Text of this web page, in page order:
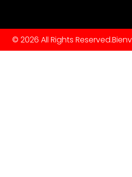
© 2026 All Rights Reserved.